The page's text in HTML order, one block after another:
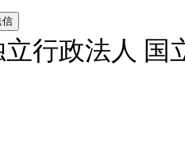
行政法人 国